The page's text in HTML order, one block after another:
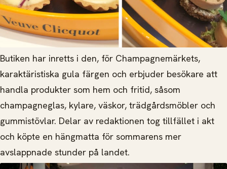
Butiken har inretts i den, för Champagnemärkets,
karaktäristiska gula färgen och erbjuder besökare att
handla produkter som hem och fritid, såsom
champagneglas, kylare, väskor, trädgårdsmöbler och
gummistövlar. Delar av redaktionen tog tillfället i akt
och köpte en hängmatta för sommarens mer
avslappnade stunder på landet.